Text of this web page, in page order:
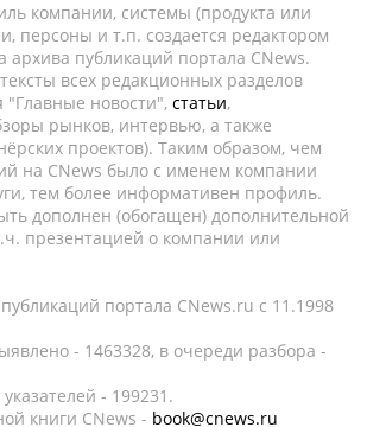
компании, системы (продукта или
персоны и т.п. создается редактором
архива публикаций портала CNews.
всех редакционных разделов
"Главные новости", статьи,
рынков, интервью, а также
проектов). Таким образом, чем
на CNews было с именем компании
тем более информативен профиль.
дополнен (обогащен) дополнительной
презентацией о компании или
портала CNews.ru c 11.1998
- 1463328, в очереди разбора -
- 199231.
книги CNews - book@cnews.ru